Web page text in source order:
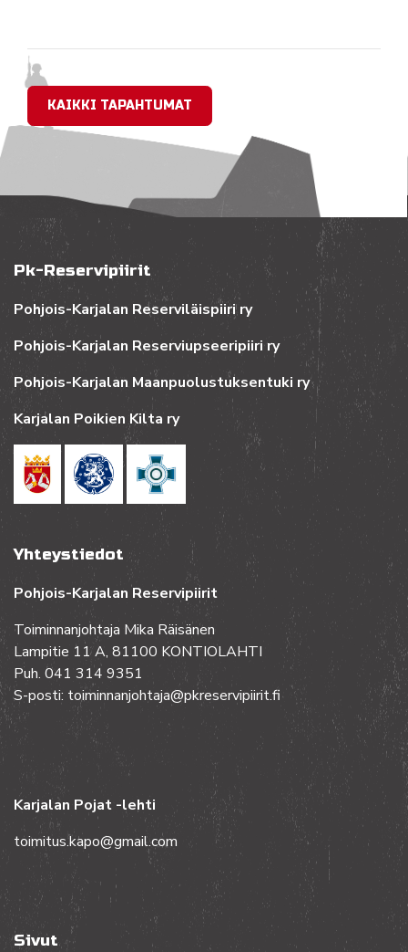
KAIKKI TAPAHTUMAT
Pk-Reservipiirit
Pohjois-Karjalan Reserviläispiiri ry
Pohjois-Karjalan Reserviupseeripiiri ry
Pohjois-Karjalan Maanpuolustuksentuki ry
Karjalan Poikien Kilta ry
Yhteystiedot
Pohjois-Karjalan Reservipiirit
Toiminnanjohtaja Mika Räisänen
Lampitie 11 A, 81100 KONTIOLAHTI
Puh. 041 314 9351
S-posti: toiminnanjohtaja@pkreservipiirit.fi
Karjalan Pojat -lehti
toimitus.kapo@gmail.com
Sivut